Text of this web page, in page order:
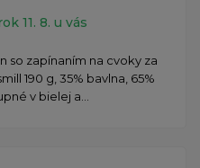
11. 8. u vás
so zapínaním na cvoky za
190 g, 35% bavlna, 65%
v bielej a...